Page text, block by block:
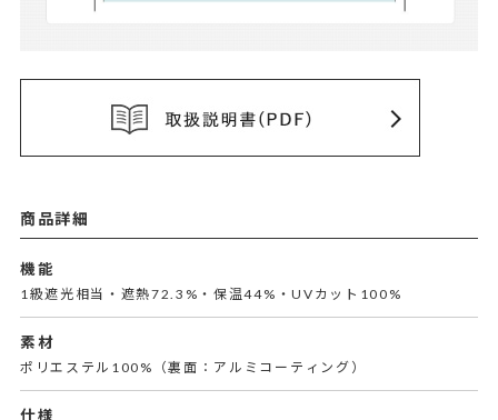
商品詳細
機能
1級遮光相当・遮熱72.3%・保温44%・UVカット100%
素材
ポリエステル100%（裏面：アルミコーティング）
仕様